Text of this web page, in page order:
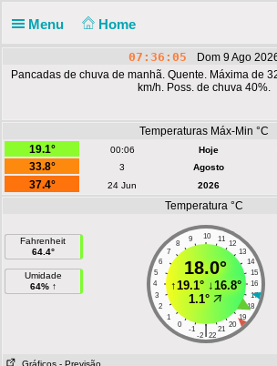
Menu Home
07:36:05
Dom 9 Ago
Pancadas de chuva de manhã. Quente. Máxima de
km/h. Poss. de chuva 40%.
Temperaturas Máx-Min °C
19.1°
00:06 Hoje
33.8°
3 Agosto
37.4°
24 Jun 2026
Temperatura °C
Fahrenheit
64.4°
Umidade
64% ↑
10
9 11
8
12
7
13
6
14
5
15
4
16
3
17
2
18
1
19
0
20
-1 21
|
-2 22
18.0°
↑19.1°↓16.8°
1.1°
Gráficos - Previsão